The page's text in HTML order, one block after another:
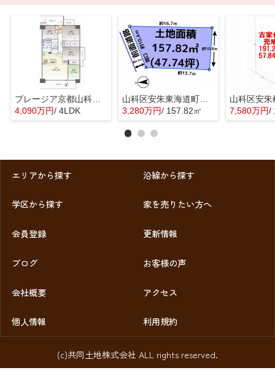
プレージア京都山科東野
4,090万円/ 4LDK
山科区安朱東海道町 売地
3,280万円/ 157.82㎡ 7,580万円/
エリアから探す 沿線から探す
学区から探す 家を売りたい方へ
会員登録 更新情報
ブログ お客様の声
会社概要 アクセス
個人情報 利用規約
(c)共同土地株式会社 ALL rights reserved.